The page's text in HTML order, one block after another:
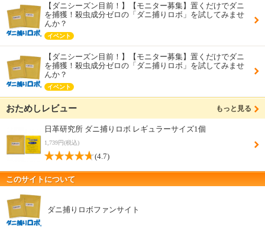
【ダニシーズン目前！】【モニター募集】置くだけでダニ
を捕獲！殺虫成分ゼロの「ダニ捕りロボ」を試してみませ
んか？
イベント
【ダニシーズン目前！】【モニター募集】置くだけでダニ
を捕獲！殺虫成分ゼロの「ダニ捕りロボ」を試してみませ
んか？
イベント
おためしレビュー もっと見る
日革研究所 ダニ捕りロボ レギュラーサイズ1個
1,739円(税込)
(4.7)
このサイトについて
ダニ捕りロボファンサイト